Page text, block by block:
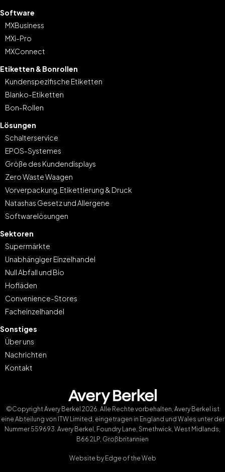
Software
MXBusiness
MXi-Pro
MXConnect
Etiketten & Bonrollen
Kundenspezifische Etiketten
Blanko-Etiketten
Bon-Rollen
Lösungen
Schalterservice
EPOS-Systemes
Größe des Kundendisplays
Zero Waste Waagen
Vorverpackung, Etikettierung & Druck
Natashas Gesetz und Allergene
Softwarelösungen
Sektoren
Supermärkte
Unabhängiger Einzelhandel
Null Abfall und Bio
Hofläden
Convenience-Stores
Facheinzelhandel
Sonstiges
Über uns
Nachrichten
Kontakt
©Copyright Avery Berkel 2026. Alle Rechte vorbehalten, Avery Berkel ist
eine Abteilung von ITW Limited, eingetragen in England und Wales unter der
Nummer 559693. Avery Berkel, Foundry Lane, Smethwick, West Midlands,
B66 2LP, Großbritannien
Website by Edge of the Web